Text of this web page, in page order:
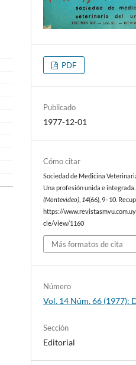
PDF
Publicado
1977-12-01
Cómo citar
Sociedad de Medicina
Una profesión unida e
(Montevideo) 14(66), 9–10.
https://
cle/view/1160
Más formatos de cita
Número
Vol. 14 Núm. 66 (1977):
Sección
Editorial